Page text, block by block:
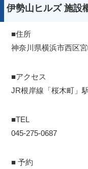
伊勢山ヒルズ 施設
■住所
神奈川県横浜市西区
■アクセス
JR根岸線「桜木町」
■TEL
045-275-0687
■ 予約